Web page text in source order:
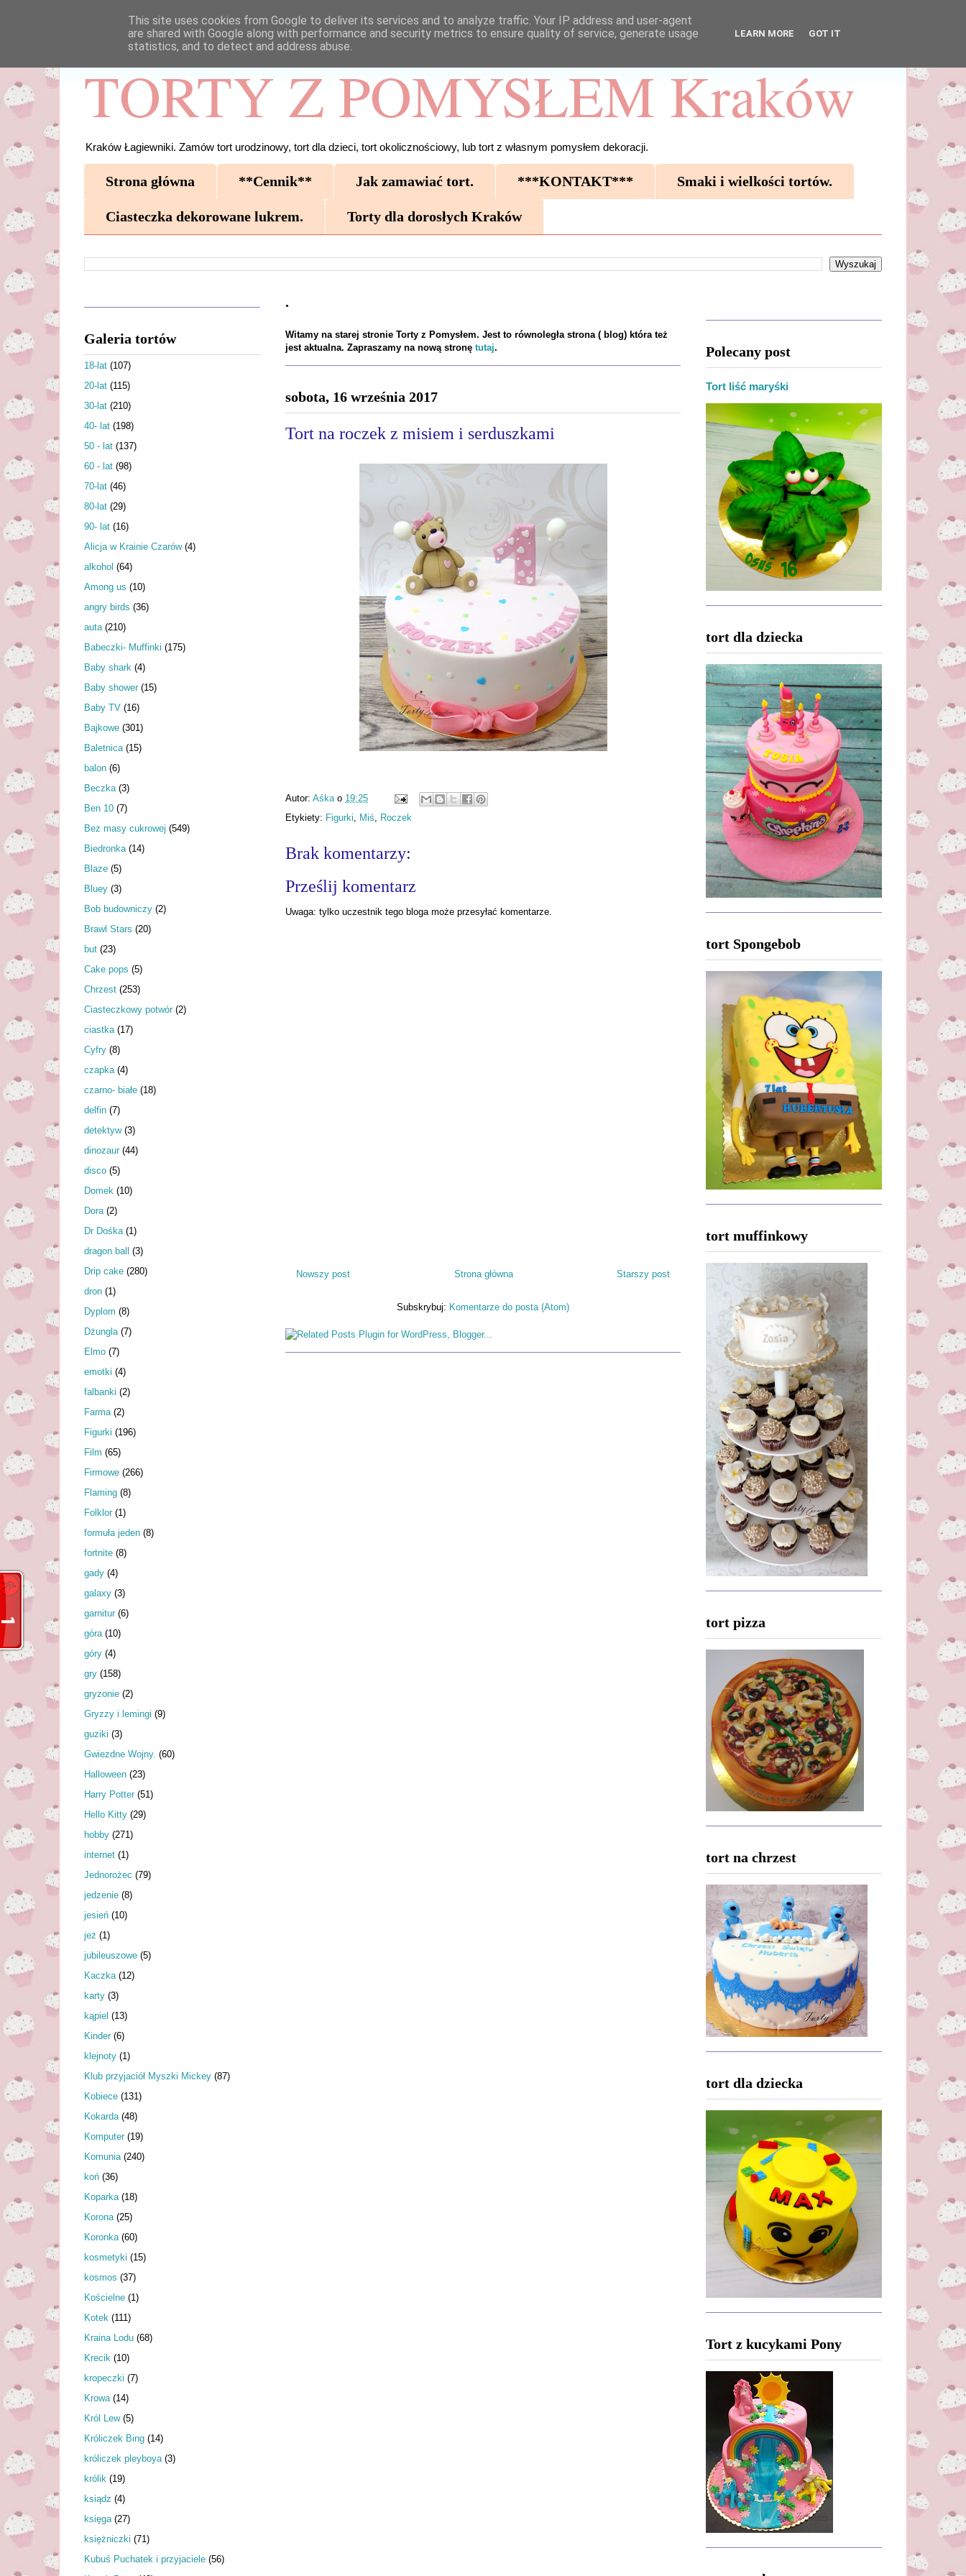
TORTY Z POMYSŁEM Kraków
Kraków Łagiewniki. Zamów tort urodzinowy, tort dla dzieci, tort okolicznościowy, lub tort z własnym pomysłem dekoracji.
Strona główna **Cennik** Jak zamawiać tort. ***KONTAKT*** Smaki i wielkości tortów.
Ciasteczka dekorowane lukrem. Torty dla dorosłych Kraków
.
Witamy na starej stronie Torty z Pomysłem. Jest to równoległa strona ( blog) która też
jest aktualna. Zapraszamy na nową stronę tutaj.
sobota, 16 września 2017
Tort na roczek z misiem i serduszkami
Autor: Aśka o 19:25
Etykiety: Figurki Miś Roczek
Brak komentarzy:
Prześlij komentarz
Uwaga: tylko uczestnik tego bloga może przesyłać komentarze.
Nowszy post Starszy post
Strona główna
Subskrybuj: Komentarze do posta (Atom)
Galeria tortów
18-lat (107)
20-lat (115)
30-lat (210)
40- lat (198)
50 - lat (137)
60 - lat (98)
70-lat (46)
80-lat (29)
90- lat (16)
Alicja w Krainie Czarów (4)
alkohol (64)
Among us (10)
angry birds (36)
auta (210)
Babeczki- Muffinki (175)
Baby shark (4)
Baby shower (15)
Baby TV (16)
Bajkowe (301)
Baletnica (15)
balon (6)
Beczka (3)
Ben 10 (7)
Bez masy cukrowej (549)
Biedronka (14)
Blaze (5)
Bluey (3)
Bob budowniczy (2)
Brawl Stars (20)
but (23)
Cake pops (5)
Chrzest (253)
Ciasteczkowy potwór (2)
ciastka (17)
Cyfry (8)
czapka (4)
czarno- białe (18)
delfin (7)
detektyw (3)
dinozaur (44)
disco (5)
Domek (10)
Dora (2)
Dr Dośka (1)
dragon ball (3)
Drip cake (280)
dron (1)
Dyplom (8)
Dżungla (7)
Elmo (7)
emotki (4)
falbanki (2)
Farma (2)
Figurki (196)
Film (65)
Firmowe (266)
Flaming (8)
Folklor (1)
formuła jeden (8)
fortnite (8)
gady (4)
galaxy (3)
garnitur (6)
góra (10)
góry (4)
gry (158)
gryzonie (2)
Gryzzy i lemingi (9)
guziki (3)
Gwiezdne Wojny. (60)
Halloween (23)
Harry Potter (51)
Hello Kitty (29)
hobby (271)
internet (1)
Jednorożec (79)
jedzenie (8)
jesień (10)
jeż (1)
jubileuszowe (5)
Kaczka (12)
karty (3)
kąpiel (13)
Kinder (6)
klejnoty (1)
Klub przyjaciół Myszki Mickey (87)
Kobiece (131)
Kokarda (48)
Komputer (19)
Komunia (240)
koń (36)
Koparka (18)
Korona (25)
Koronka (60)
kosmetyki (15)
kosmos (37)
Kościelne (1)
Kotek (111)
Kraina Lodu (68)
Krecik (10)
kropeczki (7)
Krowa (14)
Król Lew (5)
Króliczek Bing (14)
króliczek pleyboya (3)
królik (19)
ksiądz (4)
księga (27)
księżniczki (71)
Kubuś Puchatek i przyjaciele (56)
Polecany post
Tort liść maryśki
tort dla dziecka
tort Spongebob
tort muffinkowy
tort pizza
tort na chrzest
tort dla dziecka
Tort z kucykami Pony
This site uses cookies from Google to deliver its services and to analyze traffic. Your IP address and user-agent
are shared with Google along with performance and security metrics to ensure quality of service, generate usage
statistics, and to detect and address abuse.
LEARN MORE GOT IT